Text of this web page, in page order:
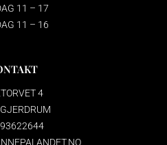
11 – 17
11 – 16
4